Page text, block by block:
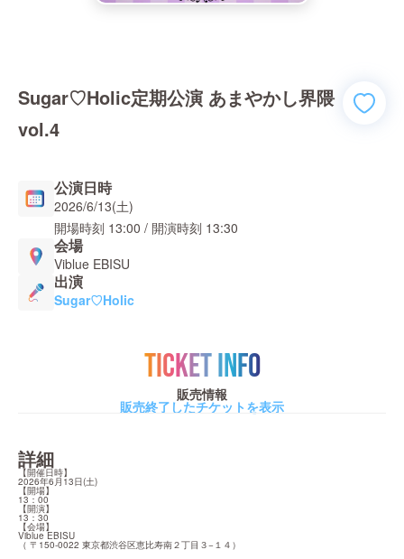
Sugar♡Holic定期公演 あまやかし界隈
vol.4
公演日時
2026/6/13(土)
開場時刻 13:00 / 開演時刻 13:30
会場
Viblue EBISU
出演
Sugar♡Holic
TICKET INFO
販売情報
販売終了したチケットを表示
詳細
【開催日時】
2026年6月13日(土)
【開場】
13：00
【開演】
13：30
【会場】
Viblue EBISU
（ 〒150-0022 東京都渋谷区恵比寿南２丁目３−１４）